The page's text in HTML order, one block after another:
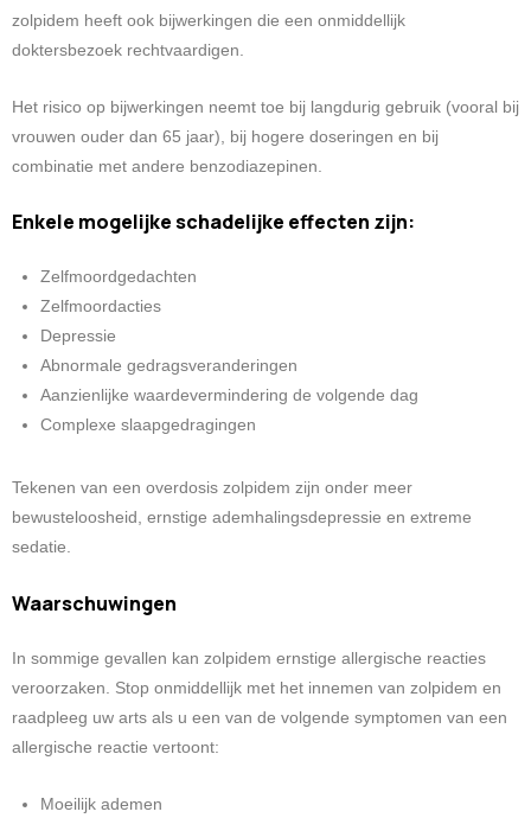
zolpidem heeft ook bijwerkingen die een onmiddellijk
doktersbezoek rechtvaardigen.
Het risico op bijwerkingen neemt toe bij langdurig gebruik (vooral bij
vrouwen ouder dan 65 jaar), bij hogere doseringen en bij
combinatie met andere benzodiazepinen.
Enkele mogelijke schadelijke effecten zijn:
Zelfmoordgedachten
Zelfmoordacties
Depressie
Abnormale gedragsveranderingen
Aanzienlijke waardevermindering de volgende dag
Complexe slaapgedragingen
Tekenen van een overdosis zolpidem zijn onder meer
bewusteloosheid, ernstige ademhalingsdepressie en extreme
sedatie.
Waarschuwingen
In sommige gevallen kan zolpidem ernstige allergische reacties
veroorzaken. Stop onmiddellijk met het innemen van zolpidem en
raadpleeg uw arts als u een van de volgende symptomen van een
allergische reactie vertoont:
Moeilijk ademen